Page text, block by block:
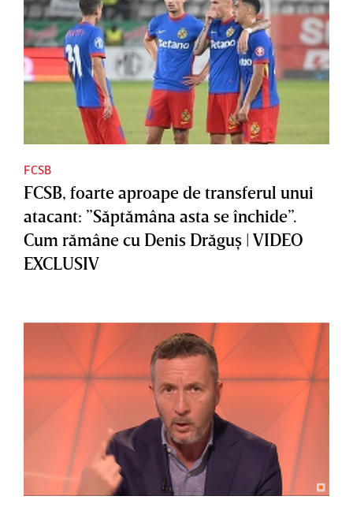
FCSB
FCSB, foarte aproape de transferul unui
atacant: ”Săptămâna asta se închide”.
Cum rămâne cu Denis Drăguş | VIDEO
EXCLUSIV